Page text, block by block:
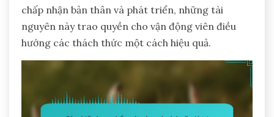
chấp nhận bản thân và phát triển, những tài
nguyên này trao quyền cho vận động viên điều
hướng các thách thức một cách hiệu quả.